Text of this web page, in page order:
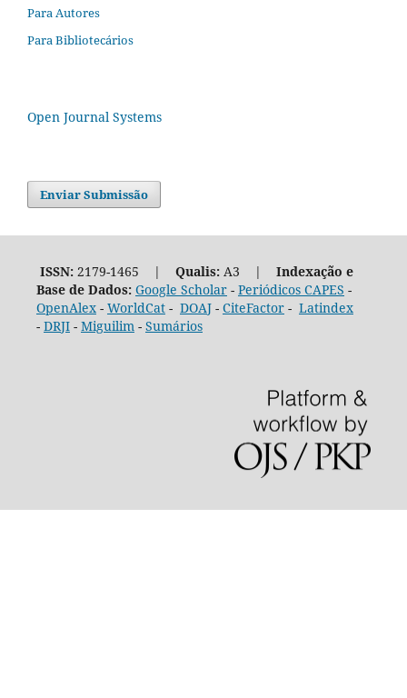
Para Autores
Para Bibliotecários
Open Journal Systems
Enviar Submissão
ISSN:2179-1465 | Qualis:A3 | Indexação e
Base de Dados: Google Scholar- Periódicos CAPES -
OpenAlex- WorldCat- DOAJ- CiteFactor- Latindex
- DRJI- Miguilim - Sumários